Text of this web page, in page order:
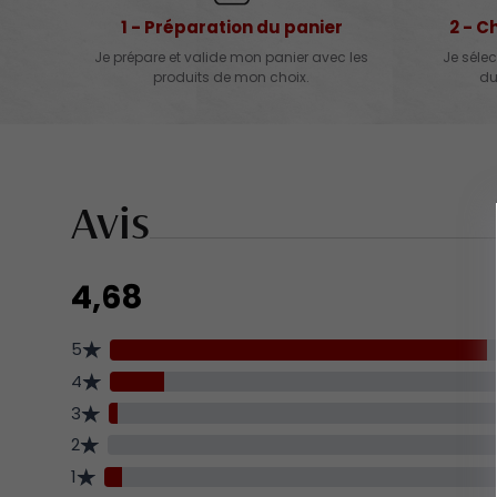
1 - Préparation du panier
Je prépare et valide mon panier avec les
produits de mon choix.
2 -
Je
Avis